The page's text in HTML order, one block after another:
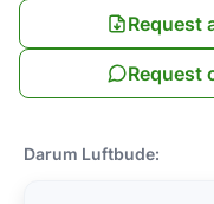
Request
Request
Darum Luftbude: